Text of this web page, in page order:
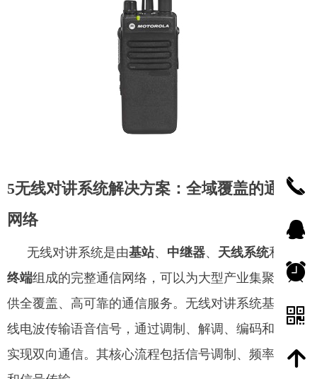
5无线对讲系统解决方案：全域覆盖的通信
网络
无线对讲系统是由基站、 中继器、 天线系统和
终端组成的完整通信网络，可以为大型产业集聚区提
供全覆盖、高可靠的通信服务。无线对讲系统基于无
线电波传输语音信号，通过调制、解调、编码和解码
实现双向通信。其核心流程包括信号调制、频率分配
끅
뀩
뀥
낃
녕